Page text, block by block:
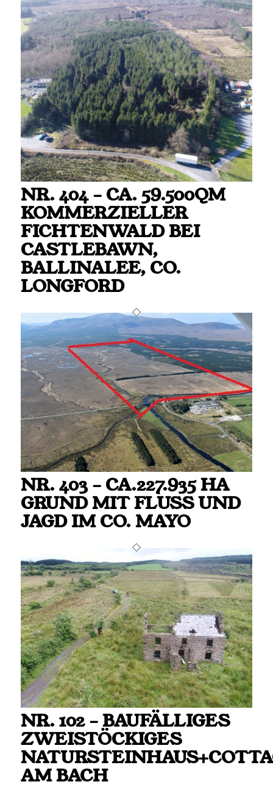
NR. 404 – CA. 59.500QM
KOMMERZIELLER
FICHTENWALD BEI
CASTLEBAWN,
BALLINALEE, CO.
LONGFORD
NR. 403 – CA.227.935 HA
GRUND MIT FLUSS UND J
AGD IM CO. MAYO
NR. 102 – BAUFÄLLIGES
ZWEISTÖCKIGES
AM BACH